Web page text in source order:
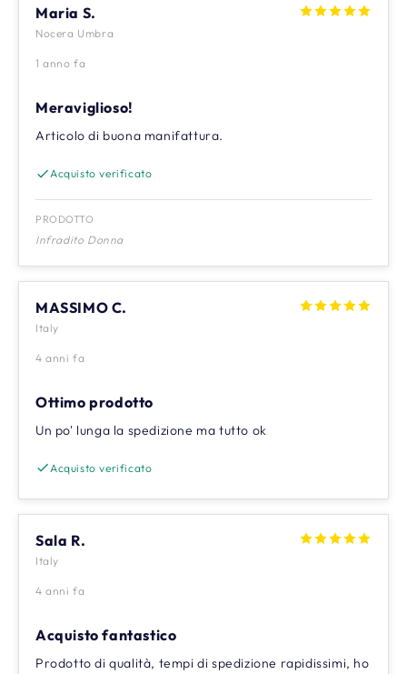
Maria S.
Nocera Umbra
1 anno fa
Meraviglioso!
Articolo di buona manifattura.
Acquisto verificato
PRODOTTO
Infradito Donna
MASSIMO C.
Italy
4 anni fa
Ottimo prodotto
Un po' lunga la spedizione ma tutto ok
Acquisto verificato
Sala R.
Italy
4 anni fa
Acquisto fantastico
Prodotto di qualità, tempi di spedizione rapidissimi, ho